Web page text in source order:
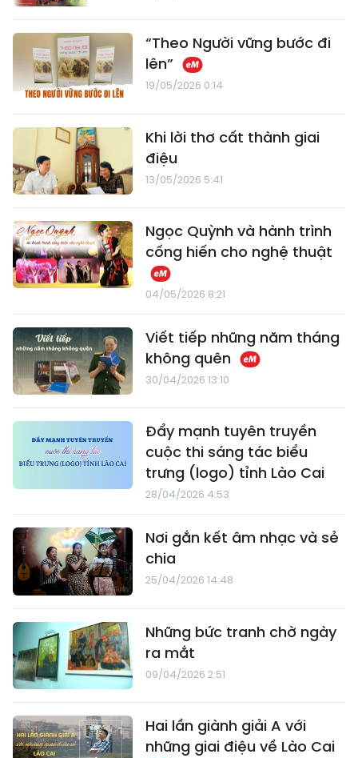
“Theo Người vững bước đi
lên”
19/05/2026 0:14
Khi lời thơ cất thành giai
điệu
13/05/2026 5:41
Ngọc Quỳnh và hành trình
cống hiến cho nghệ thuật
04/05/2026 8:21
Viết tiếp những năm tháng
không quên
30/04/2026 13:10
Đẩy mạnh tuyên truyền
cuộc thi sáng tác biểu
trưng (logo) tỉnh Lào Cai
28/04/2026 4:53
Nơi gắn kết âm nhạc và sẻ
chia
25/04/2026 14:48
Những bức tranh chờ ngày
ra mắt
09/04/2026 2:51
Hai lần giành giải A với
những giai điệu về Lào Cai